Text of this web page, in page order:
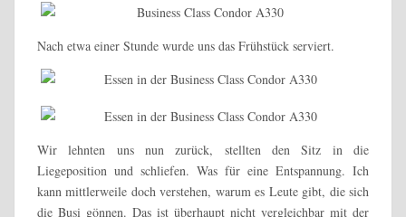
Nach etwa einer Stunde wurde uns das Frühstück serviert.
Wir lehnten uns nun zurück, stellten den Sitz in die
Liegeposition und schliefen. Was für eine Entspannung. Ich
kann mittlerweile doch verstehen, warum es Leute gibt, die sich
die Busi gönnen. Das ist überhaupt nicht vergleichbar mit der